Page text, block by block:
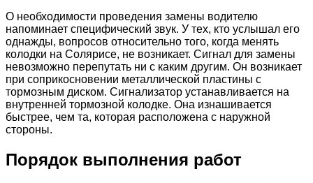
О необходимости проведения замены водителю
напоминает специфический звук. У тех, кто услышал его
однажды, вопросов относительно того, когда менять
колодки на Солярисе, не возникает. Сигнал для замены
невозможно перепутать ни с каким другим. Он возникает
при соприкосновении металлической пластины с
тормозным диском. Сигнализатор устанавливается на
внутренней тормозной колодке. Она изнашивается
быстрее, чем та, которая расположена с наружной
стороны.
Порядок выполнения работ